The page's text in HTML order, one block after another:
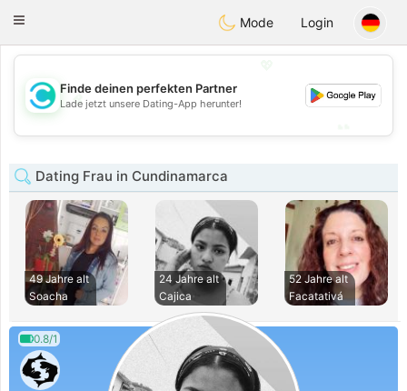
olombiaCitas
Toggle
Mode Login
💖
💕
Finde deinen perfekten Partner
Lade jetzt unsere Dating-App herunter!
Dating Frau in Cundinamarca
49 Jahre alt
Soacha
24 Jahre alt
Cajica
52 Jahre alt
Facatativá
0.8/1